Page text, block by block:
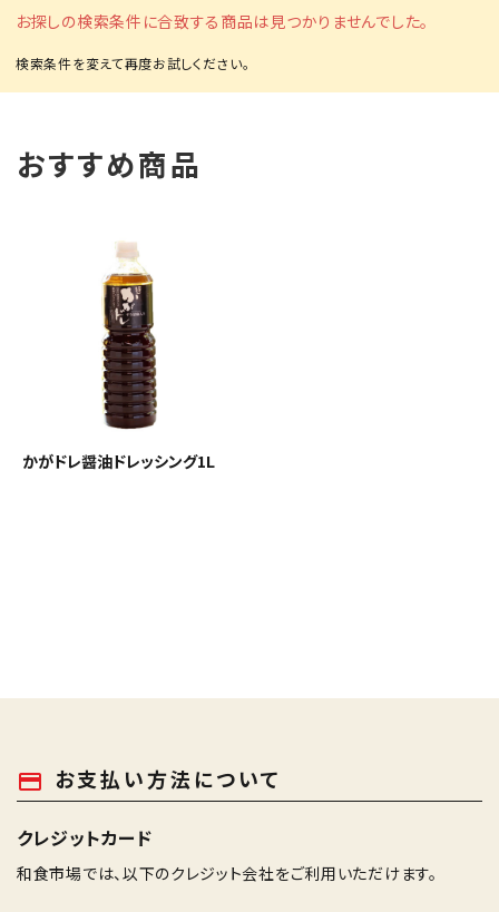
お探しの検索条件に合致する商品は見つかりませんでした。
おすすめ商品
かがドレ醤油ドレッシング1L
payment お支払い方法について
クレジットカード
和食市場では、以下のクレジット会社をご利用いただけます。